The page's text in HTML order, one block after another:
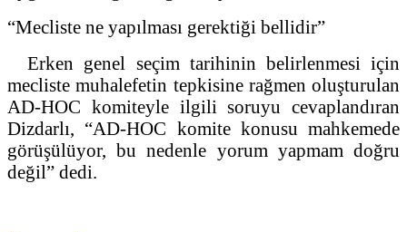
“Mecliste ne yapılması gerektiği bellidir”
Erken genel seçim tarihinin belirlenmesi için
mecliste muhalefetin tepkisine rağmen oluşturulan
AD-HOC komiteyle ilgili soruyu cevaplandıran
Dizdarlı, “AD-HOC komite konusu mahkemede
görüşülüyor, bu nedenle yorum yapmam doğru
değil” dedi.